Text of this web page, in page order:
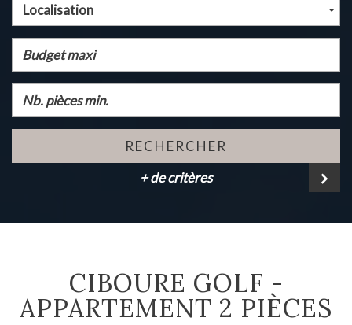
Localisation
RECHERCHER
+ de critères
CIBOURE GOLF -
APPARTEMENT 2 PIÈCES